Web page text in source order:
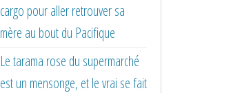
cargo pour aller retrouver sa
mère au bout du Pacifique
Le tarama rose du supermarché
est un mensonge, et le vrai se fait